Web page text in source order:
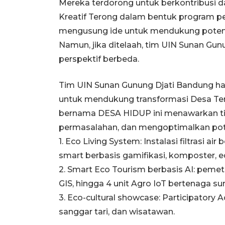
Mereka terdorong untuk berkontribusi
Kreatif Terong dalam bentuk program
mengusung ide untuk mendukung
Namun, jika ditelaah, tim UIN Sunan
perspektif berbeda.
Tim UIN Sunan Gunung Djati Bandung
untuk mendukung transformasi Desa
bernama DESA HIDUP ini
permasalahan, dan mengoptimalkan
1. Eco Living System: Instalasi filtrasi
smart berbasis gamifikasi, komposter,
2. Smart Eco Tourism berbasis AI:
GIS, hingga 4 unit Agro IoT bertenaga
3. Eco-cultural showcase: Participatory
sanggar tari, dan wisatawan.